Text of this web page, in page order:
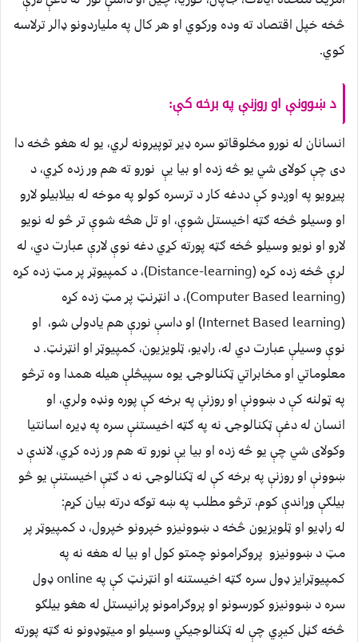
څخه خپل اقتصاد ته وده ورکوي او هر کال په ملیاردونو ډالر ترلاسه
کوي.
د ښوونې او روزنې په برخه کې:
انسانان له نورو مخلوقاتو سره ډیر توپیرونه لري، یو له هغو څخه دا
دی چې کولای شي یو څه زده او بیا یې نورو ته هم ور زده کړي، د
پیړویو په اوږدو کې ددغه کار د ترسره کولو په موخه له بیلابیلو لارو
او وسیلو څخه ګټه اخیستل شوې، او تل هڅه شوې تر څو له نویو
لارو او نویو وسیلو څخه ګټه پورته کړي دغه نوې لارې عبارت دي، له
لرې څخه زده کړه (Distance-learning)، د کمپیوټر پر مټ زده کړه
(Computer Based learning)، د انټرنټ پر مټ زده کړه
(Internet Based learning) او داسې نورې هم یادولی شو، او
نوې وسیلې عبارت دي له، راډیو، ټلویزیون، کمپيوټر او انټرنټ. د
معلوماتي او مخابراتي ټکنالوجۍ یوه سپیڅلې هیله همدا وه ترڅو
په ټولنه کې د ښوونې او روزنې په برخه کې پوره ونډه ولري، او
انسان له دغې ټکنالوجۍ نه په ګټه اخیستنې سره په ډيره اسانتیا
وکولای شي چې یو څه زده او بیا یې نورو ته هم ور زده کړي، لاندې د
ښوونې او روزنې په برخه کې له ټکنالوجۍ نه د ګټې اخیستنې یو څو
بیلګې وړاندې کوم، ترڅو مطلب په ښه توګه درته بیان کړم:
له راډیو او ټلویزیون څخه د ښوونیزو خپرونو خپرول، د کمپیوټر پر
مټ د ښوونیزو پروګرامونو چمتو کول او بیا له هغه نه په
کمپیوټرایز ډول سره ګټه اخیستنه او انټرنټ کې په online ډول
سره د ښوونیزو کورسونو او پروګرامونو پرانیستل له هغو بیلګو
څخه ګڼل کیږي چې له ټکنالوجیکي وسیلو او میټوډونو نه ګټه پورته